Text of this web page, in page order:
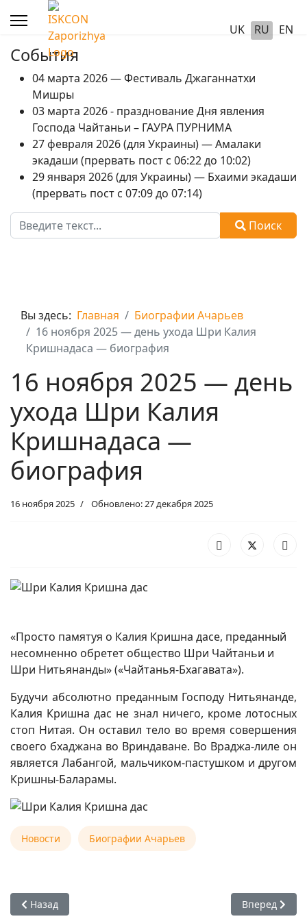
UK RU EN
События
04 марта 2026 — Фестиваль Джаганнатхи
Мишры
03 марта 2026 - празднование Дня явления
Господа Чайтаньи – ГАУРА ПУРНИМА
27 февраля 2026 (для Украины) — Амалаки
экадаши (прервать пост с 06:22 до 10:02)
29 января 2026 (для Украины) — Бхаими экадаши
(прервать пост с 07:09 до 07:14)
Поиск
Поиск
Вы здесь: Главная
Биографии Ачарьев
16 ноября 2025 — день ухода Шри Калия
Кришнадаса — биография
16 ноября 2025 — день
ухода Шри Калия
Кришнадаса —
биография
16 ноября 2025 Обновлено: 27 декабря 2025
«Просто памятуя о Калия Кришна дасе, преданный
несомненно обретет общество Шри Чайтаньи и
Шри Нитьянанды» («Чайтанья-Бхагавата»).
Будучи абсолютно преданным Господу Нитьянанде,
Калия Кришна дас не знал ничего, кроме лотосных
стоп Нитая. Он оставил тело во время совершения
своего бхаджана во Вриндаване. Во Враджа-лиле он
является Лабангой, мальчиком-пастушком и другом
Кришны-Баларамы.
Новости Биографии Ачарьев
Предыдущий: 17 ноября 2025 — день ухода Шри Шаранги
Назад Следующий:
Вперед